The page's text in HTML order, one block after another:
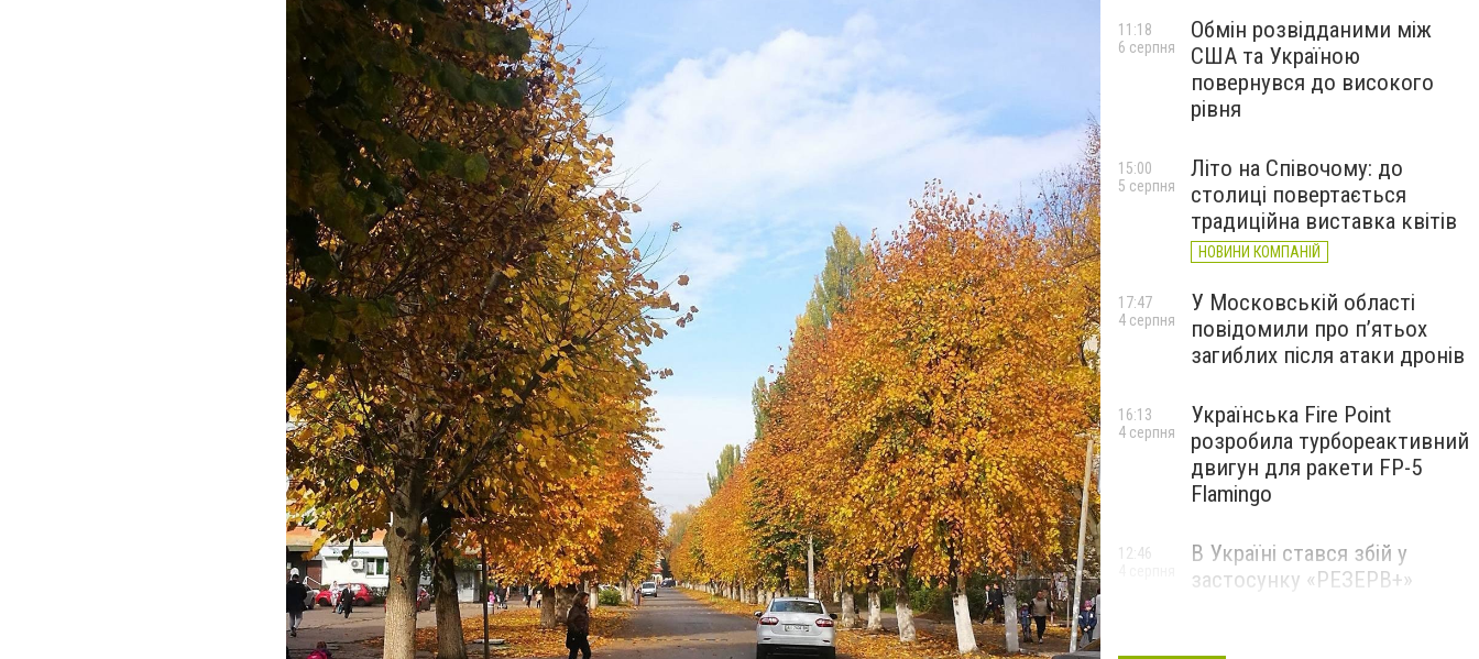
Обмін розвідданими між
США та Україною
повернувся до високого
рівня
11:18
6 серпня
Літо на Співочому: до
столиці повертається
традиційна виставка квітів
НОВИНИ КОМПАНІЙ
15:00
5 серпня
У Московській області
повідомили про п’ятьох
загиблих після атаки дронів
17:47
4 серпня
Українська Fire Point
розробила турбореактивний
двигун для ракети FP-5
Flamingo
16:13
4 серпня
В Україні стався збій у
застосунку «РЕЗЕРВ+»
12:46